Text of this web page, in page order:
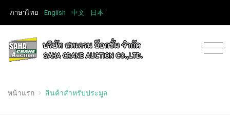
ภาษาไทย English 中文 日本
หน้าแรก สินค้าสำหรับประมูล